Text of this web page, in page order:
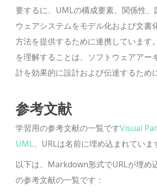
要するに、UMLの構成要素、関係性、
ウェアシステムをモデル化および文書
方法を提供するために連携しています
を理解することは、ソフトウェアアー
計を効果的に設計および伝達するため
参考文献
学習用の参考文献の一覧ですVisual
UML、URLは名前に埋め込まれていま
以下は、Markdown形式でURLが埋め
の参考文献の一覧です：